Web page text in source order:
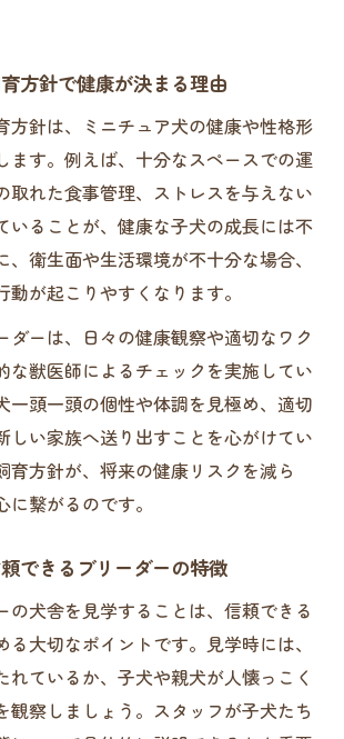
くブリーダーの手厚いケアとは
頼れるブリーダーのサポート内容
ア犬ブリーダーのアフターケアの
ダーが飼い主を支える相談対応の特
の共有で感じるブリーダーの愛情
ル時も安心なブリーダーのサポート
育成環境の良し悪しを見極める視
境を保つブリーダーの選び方
妹犬の様子で判断するブリーダー
注目すべきブリーダーの飼育方法
が徹底されたブリーダーは安心
方針で健康が決まる理由
方針は、ミニチュア犬の健康や性格形
ます。例えば、十分なスペースでの運
取れた食事管理、ストレスを与えない
いることが、健康な子犬の成長には不
衛生面や生活環境が不十分な場合、
が起こりやすくなります。
ダーは、日々の健康観察や適切なワク
な獣医師によるチェックを実施してい
一頭一頭の個性や体調を見極め、適切
しい家族へ送り出すことを心がけてい
育方針が、将来の健康リスクを減ら
に繋がるのです。
できるブリーダーの特徴
の犬舎を見学することは、信頼できる
る大切なポイントです。見学時には、
れているか、子犬や親犬が人懐っこく
観察しましょう。スタッフが子犬たち